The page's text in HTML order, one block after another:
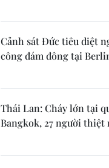
Cảnh sát Đức tiêu diệt
công đám đông tại
Thái Lan: Cháy lớn tại
Bangkok, 27 người thiệt